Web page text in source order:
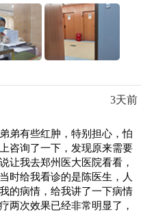
3天前
弟有些红肿，特别担心，怕
咨询了一下，发现原来需要
让我去郑州医大医院看看，
时给我看诊的是陈医生，人
的病情，给我讲了一下病情
两次效果已经非常明显了，